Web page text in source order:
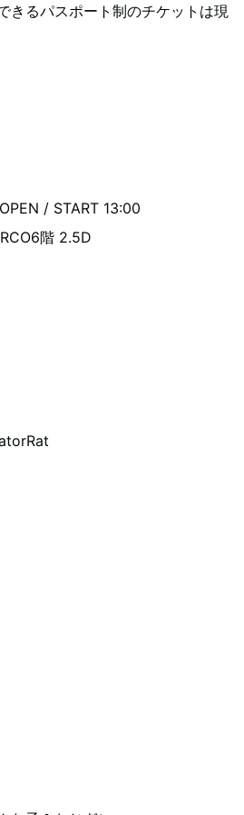
きるパスポート制のチケットは現
/ START 13:00
階 2.5D